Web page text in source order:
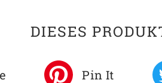
DIESES
Pin It